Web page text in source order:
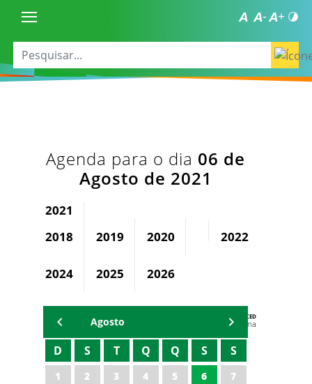
Agenda para o dia 06 de
Agosto de 2021
2021
2018
2019 2020 2022
2024 2025 2026
AGENDA DA CODED/CED
Vagna Lima
Agosto
D S T Q Q S S
1 2 3 4 5 6
7